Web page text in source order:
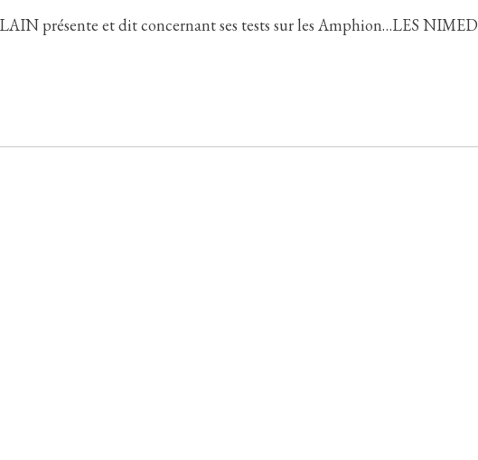
présente et dit concernant ses tests sur les Amphion…LES NIMED